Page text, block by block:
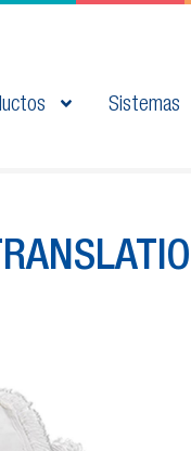
Sistemas